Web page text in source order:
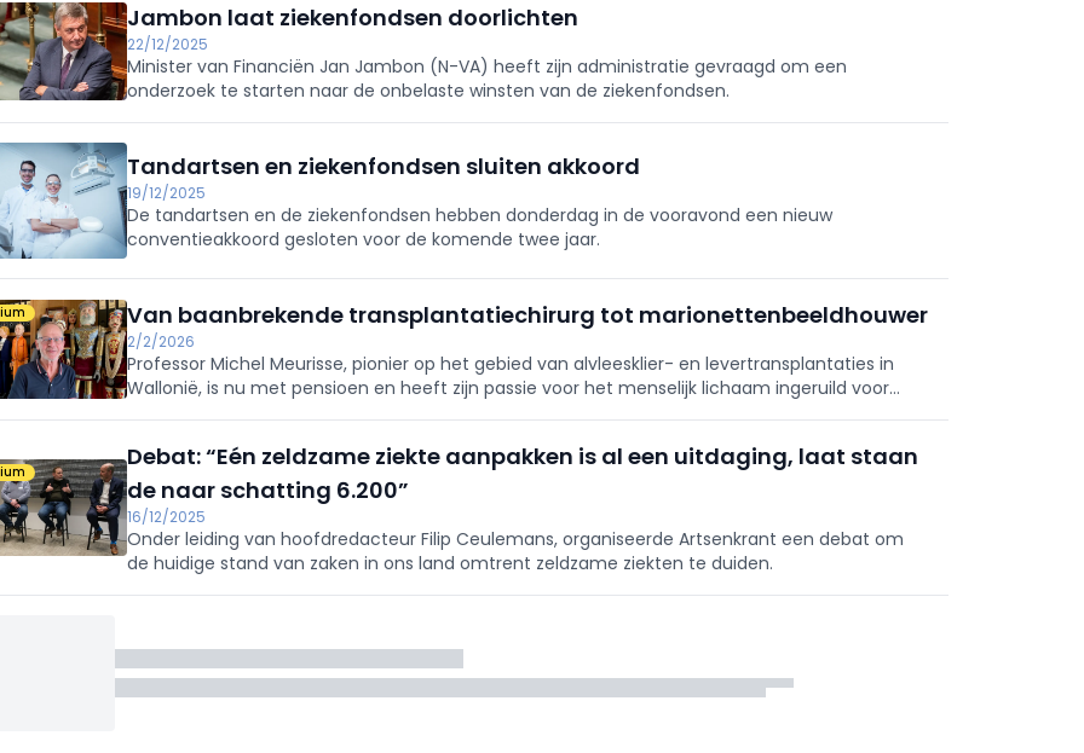
Jambon laat ziekenfondsen doorlichten
22/12/2025
Minister van Financiën Jan Jambon (N-VA) heeft zijn administratie gevraagd om een
onderzoek te starten naar de onbelaste winsten van de ziekenfondsen.
Tandartsen en ziekenfondsen sluiten akkoord
19/12/2025
De tandartsen en de ziekenfondsen hebben donderdag in de vooravond een nieuw
conventieakkoord gesloten voor de komende twee jaar.
Van baanbrekende transplantatiechirurg tot marionettenbeeldhouwer
2/2/2026
Professor Michel Meurisse, pionier op het gebied van alvleesklier- en levertransplantaties in
Wallonië, is nu met pensioen en heeft zijn passie voor het menselijk lichaam ingeruild voor
Debat: “Eén zeldzame ziekte aanpakken is al een uitdaging, laat staan
de naar schatting 6.200”
16/12/2025
Onder leiding van hoofdredacteur Filip Ceulemans, organiseerde Artsenkrant een debat om
de huidige stand van zaken in ons land omtrent zeldzame ziekten te duiden.